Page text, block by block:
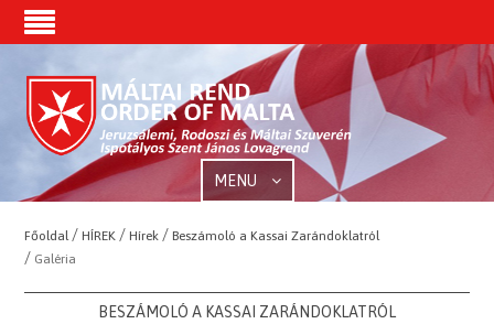
MENU
Főoldal /HÍREK /Hírek /Beszámoló a Kassai Zarándoklatról
/ Galéria
BESZÁMOLÓ A KASSAI ZARÁNDOKLATRÓL